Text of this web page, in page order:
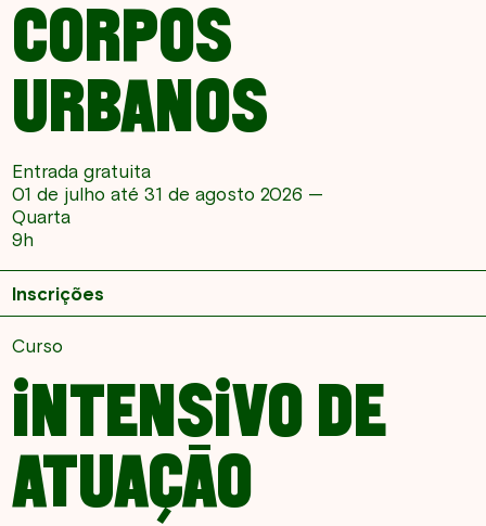
Inscrições
Curso
INTENSIVO DE
ATUAÇÃO
CORPOS
URBANOS
Entrada gratuita
01 de julho até 31 de agosto 2026 —
Quarta
9h